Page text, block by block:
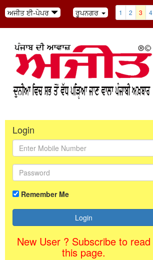
ਅਜੀਤ ਈ-ਪੇਪਰ ਰੂਪਨਗਰ 1 2 3 4
Login
Remember Me
New User ? Subscribe to read
this page.